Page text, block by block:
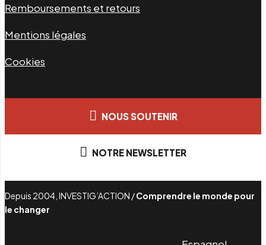
Remboursements et retours
Mentions légales
Cookies
NOUS SOUTENIR
NOTRE NEWSLETTER
Depuis 2004, INVESTIG’ACTION /Comprendre le monde pour
le changer